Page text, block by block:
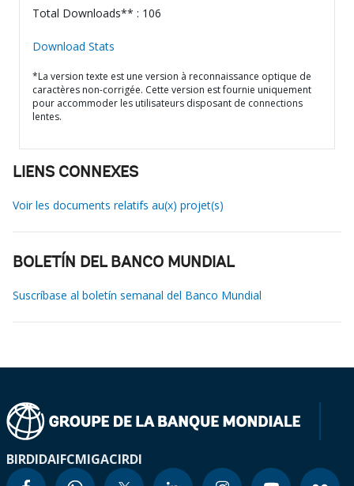
Total Downloads** : 106
Download Stats
*La version texte est une version à reconnaissance optique de
caractères non-corrigée. Cette version est fournie uniquement
pour accommoder les utilisateurs disposant de connections
lentes.
LIENS CONNEXES
Voir les documents relatifs au(x) projet(s)
BOLETÍN DEL BANCO MUNDIAL
Suscríbase al boletín semanal del Banco Mundial
BIRDIDAIFCMIGACIRDI